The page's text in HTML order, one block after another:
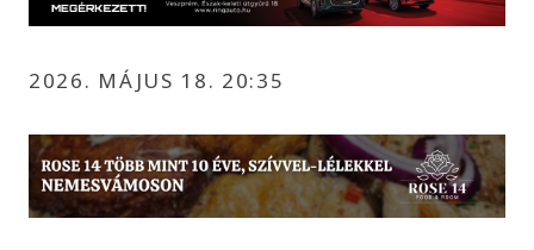
2026. MÁJUS 18. 20:35